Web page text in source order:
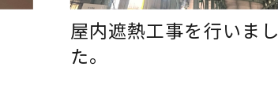
屋内遮熱工事を行いまし
た。